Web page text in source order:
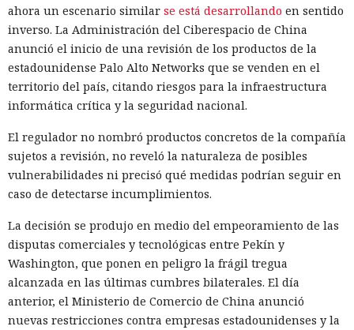
ahora un escenario similar se está desarrollando en sentido
inverso. La Administración del Ciberespacio de China
anunció el inicio de una revisión de los productos de la
estadounidense Palo Alto Networks que se venden en el
territorio del país, citando riesgos para la infraestructura
informática crítica y la seguridad nacional.
El regulador no nombró productos concretos de la compañía
sujetos a revisión, no reveló la naturaleza de posibles
vulnerabilidades ni precisó qué medidas podrían seguir en
caso de detectarse incumplimientos.
La decisión se produjo en medio del empeoramiento de las
disputas comerciales y tecnológicas entre Pekín y
Washington, que ponen en peligro la frágil tregua
alcanzada en las últimas cumbres bilaterales. El día
anterior, el Ministerio de Comercio de China anunció
nuevas restricciones contra empresas estadounidenses y la